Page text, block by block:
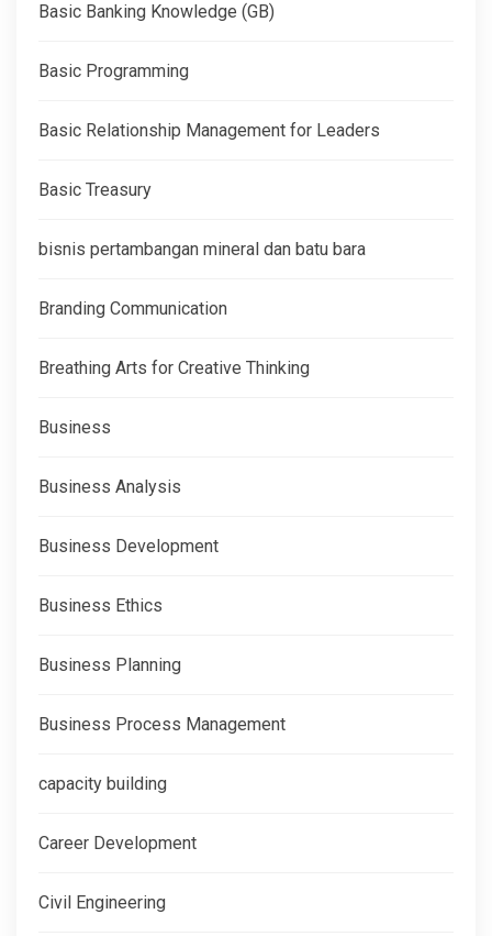
Basic Banking Knowledge (GB)
Basic Programming
Basic Relationship Management for Leaders
Basic Treasury
bisnis pertambangan mineral dan batu bara
Branding Communication
Breathing Arts for Creative Thinking
Business
Business Analysis
Business Development
Business Ethics
Business Planning
Business Process Management
capacity building
Career Development
Civil Engineering